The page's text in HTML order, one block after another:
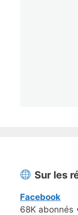
Sur les
Facebook
68K abonnés